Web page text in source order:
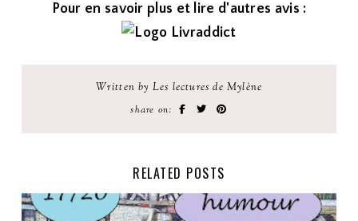
Pour en savoir plus et lire d'autres avis :
Written by Les lectures de Mylène
share on:
RELATED POSTS